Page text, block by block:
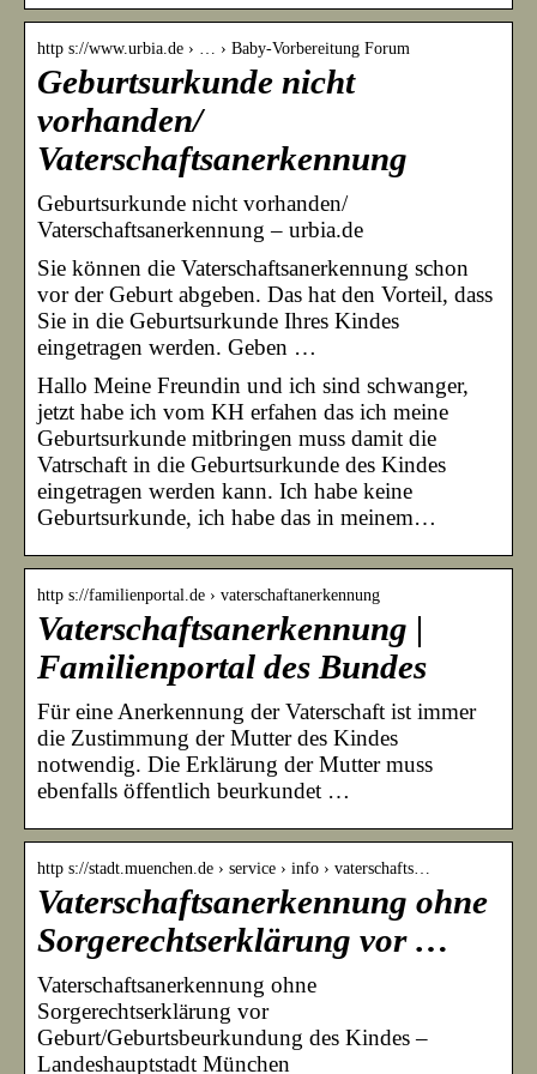
http s://www.urbia.de › … › Baby-Vorbereitung Forum
Geburtsurkunde nicht
vorhanden/
Vaterschaftsanerkennung
Geburtsurkunde nicht vorhanden/
Vaterschaftsanerkennung – urbia.de
Sie können die Vaterschaftsanerkennung schon
vor der Geburt abgeben. Das hat den Vorteil, dass
Sie in die Geburtsurkunde Ihres Kindes
eingetragen werden. Geben …
Hallo Meine Freundin und ich sind schwanger,
jetzt habe ich vom KH erfahen das ich meine
Geburtsurkunde mitbringen muss damit die
Vatrschaft in die Geburtsurkunde des Kindes
eingetragen werden kann. Ich habe keine
Geburtsurkunde, ich habe das in meinem…
http s://familienportal.de › vaterschaftanerkennung
Vaterschaftsanerkennung |
Familienportal des Bundes
Für eine Anerkennung der Vaterschaft ist immer
die Zustimmung der Mutter des Kindes
notwendig. Die Erklärung der Mutter muss
ebenfalls öffentlich beurkundet …
http s://stadt.muenchen.de › service › info › vaterschafts…
Vaterschaftsanerkennung ohne
Sorgerechtserklärung vor …
Vaterschaftsanerkennung ohne
Sorgerechtserklärung vor
Geburt/Geburtsbeurkundung des Kindes –
Landeshauptstadt München